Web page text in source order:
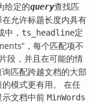
给定的query查找匹
允许标题长度内具有
， ts_headline定
” ，每个匹配项不
段，并且在可能的情
匹配跨越文档的大部
模式更有用。 在任
文档中前 MinWords